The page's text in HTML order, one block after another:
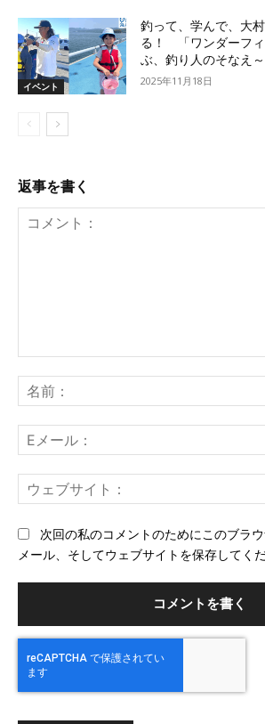
イベント
釣って、学んで、大
る！ 「ワンダーフ
ぶ、釣り人のそなえ
2025年11月18日
返事を書く
ン
ト：
次回の私のコメントのためにこのブラ
メール、そしてウェブサイトを保存してくだ